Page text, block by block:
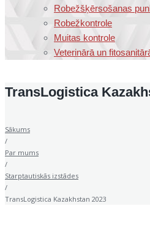
Robežšķērsošanas
Robežkontrole
Muitas kontrole
Veterinārā un
TransLogistica
Sākums
/
Par mums
/
Starptautiskās izstādes
/
TransLogistica Kazakhstan 2023